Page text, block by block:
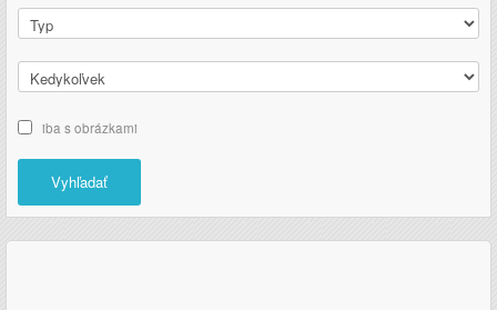
iba s obrázkami
Vyhľadať